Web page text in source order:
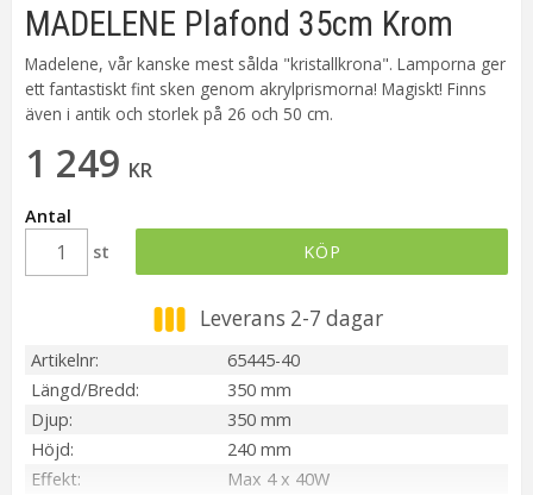
MADELENE Plafond 35cm Krom
Madelene, vår kanske mest sålda "kristallkrona". Lamporna ger
ett fantastiskt fint sken genom akrylprismorna! Magiskt! Finns
även i antik och storlek på 26 och 50 cm.
1 249 KR
Antal
st
KÖP
Leverans 2-7 dagar
Artikelnr
65445-40
Längd/Bredd
350 mm
Djup
350 mm
Höjd
240 mm
Effekt
Max 4 x 40W